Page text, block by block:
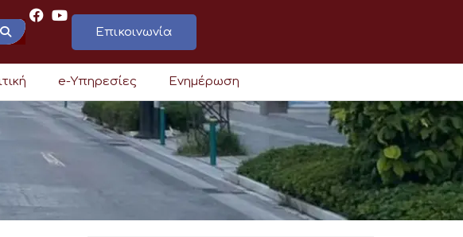
Επικοινωνία
e-Υπηρεσίες Ενημέρωση